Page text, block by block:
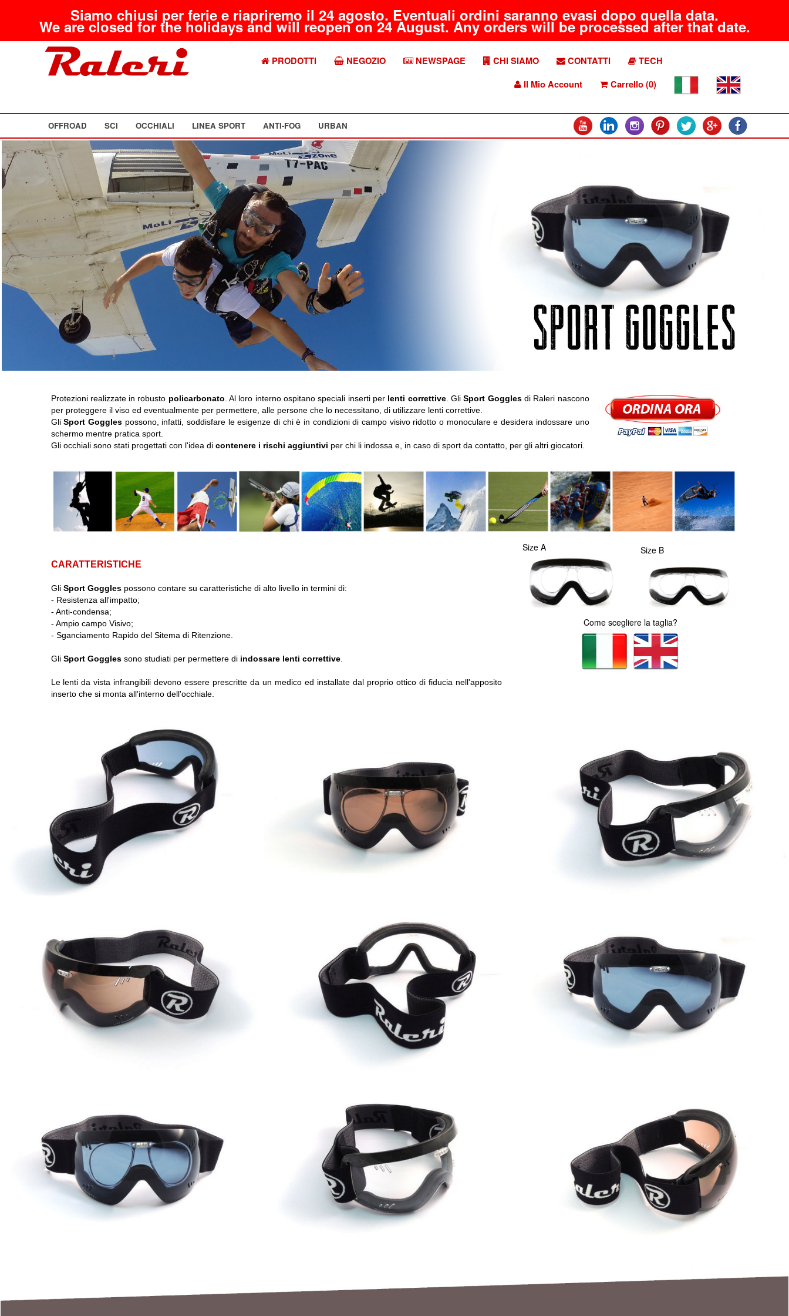
Siamo chiusi per ferie e riapriremo il 24 agosto. Eventuali ordini saranno evasi dopo quella data.
We are closed for the holidays and will reopen on 24 August. Any orders will be processed after that date.
PRODOTTI NEGOZIO NEWSPAGE CHI SIAMO CONTATTI
TECH
Il Mio Account
Carrello (0)
OFFROAD SCI OCCHIALI LINEA SPORT ANTI-FOG URBAN
Protezioni realizzate in robusto policarbonato . Al loro interno ospitano speciali inserti per lenti correttive. GliSport Gogglesdi Raleri nascono
per proteggere il viso ed eventualmente per permettere, alle persone che lo necessitano, di utilizzare lenti correttive.
GliSport Gogglespossono, infatti, soddisfare le esigenze di chi è in condizioni di campo visivo ridotto o monoculare e desidera indossare uno
schermo mentre pratica sport.
Gli occhiali sono stati progettati con l'idea di contenere i rischi aggiuntivi per chi li indossa e, in caso di sport da contatto, per gli altri giocatori.
CARATTERISTICHE
Gli Sport Gogglespossono contare su caratteristiche di alto livello in termini di:
- Resistenza all'impatto;
- Anti-condensa;
- Ampio campo Visivo;
- Sganciamento Rapido del Sitema di Ritenzione.
Gli Sport Gogglessono studiati per permettere di indossare lenti correttive.
Le lenti da vista infrangibili devono essere prescritte da un medico ed installate dal proprio ottico di fiducia nell'apposito
inserto che si monta all'interno dell'occhiale.
Size A Size B
Come scegliere la taglia?